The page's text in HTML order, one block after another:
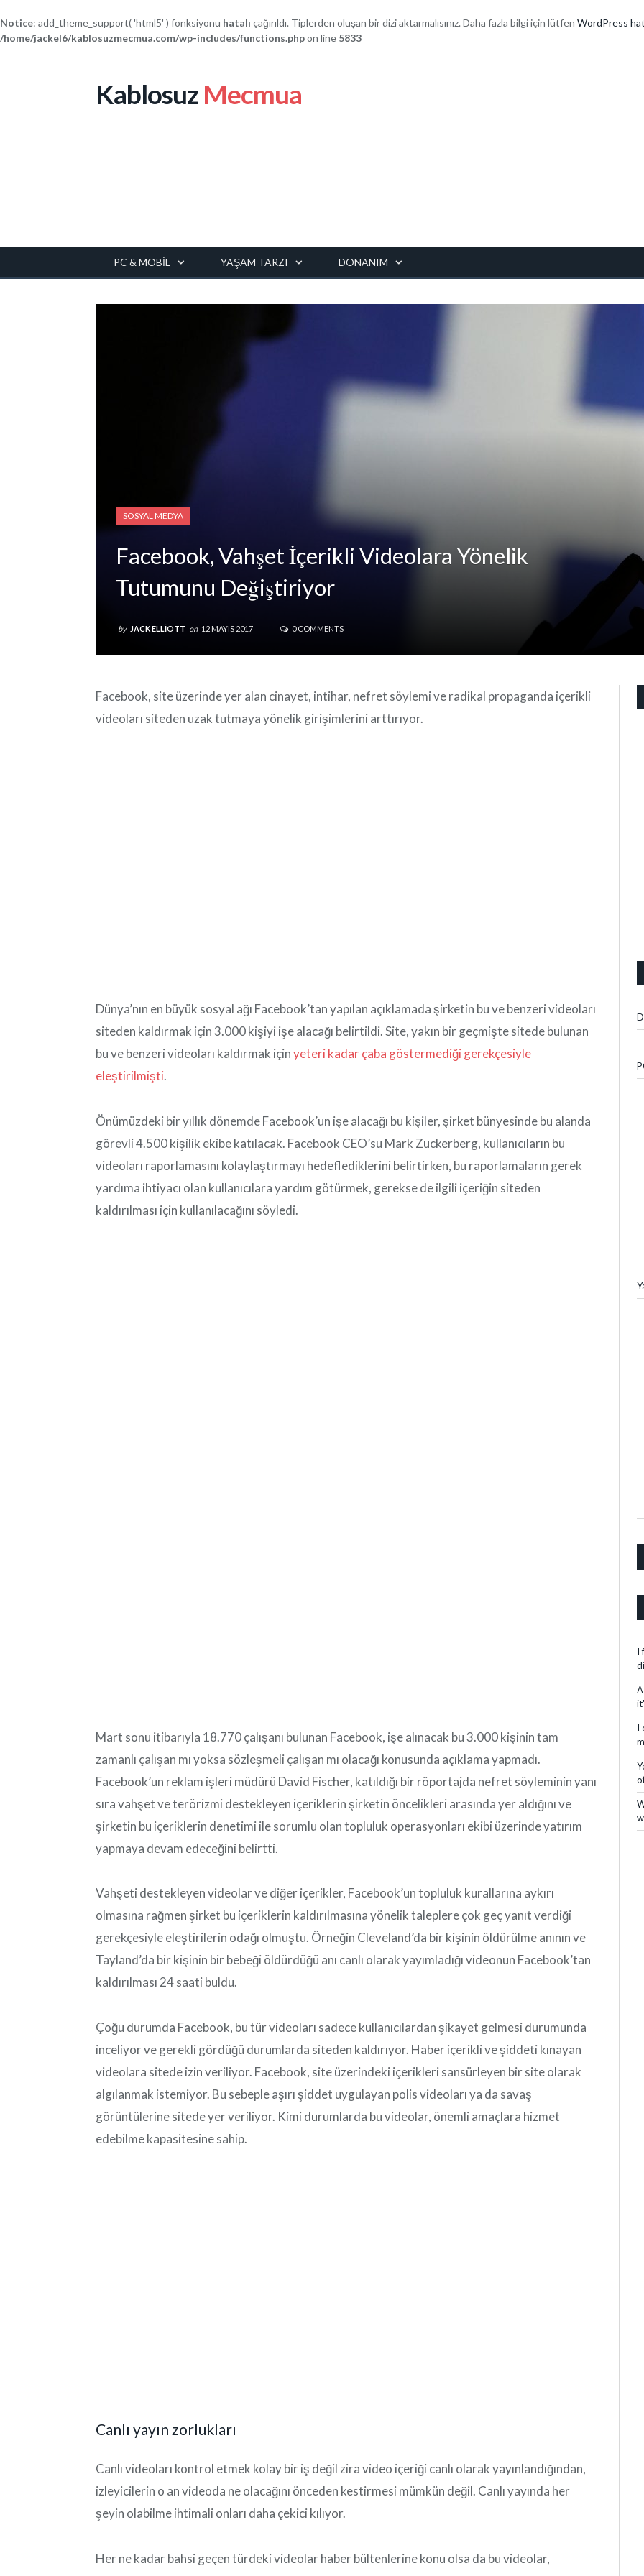
Notice: add_theme_support( 'html5' ) fonksiyonu hatalı çağırıldı. Tiplerden oluşan bir dizi aktarmalısınız. Daha fazla bilgi için lütfen WordPress
/home/jackel6/kablosuzmecmua.com/wp-includes/functions.phpon line 5833
Kablosuz Mecmua
PC & MOBIL YAŞAM TARZI DONANIM
SOSYAL MEDYA
Facebook, Vahşet İçerikli Videolara Yönelik
Tutumunu Değiştiriyor
by JACK ELLIOTT on 12 MAYIS 2017 0 COMMENTS
Facebook, site üzerinde yer alan cinayet, intihar, nefret söylemi ve radikal propaganda içerikli
videoları siteden uzak tutmaya yönelik girişimlerini arttırıyor.
Dünya’nın en büyük sosyal ağı Facebook’tan yapılan açıklamada şirketin bu ve benzeri videoları
siteden kaldırmak için 3.000 kişiyi işe alacağı belirtildi. Site, yakın bir geçmişte sitede bulunan
bu ve benzeri videoları kaldırmak içinyeteri kadar çaba göstermediği gerekçesiyle
eleştirilmişti.
Önümüzdeki bir yıllık dönemde Facebook’un işe alacağı bu kişiler, şirket bünyesinde bu alanda
görevli 4.500 kişilik ekibe katılacak. Facebook CEO’su Mark Zuckerberg, kullanıcıların bu
videoları raporlamasını kolaylaştırmayı hedeflediklerini belirtirken, bu raporlamaların gerek
yardıma ihtiyacı olan kullanıcılara yardım götürmek, gerekse de ilgili içeriğin siteden
kaldırılması için kullanılacağını söyledi.
Mart sonu itibarıyla 18.770 çalışanı bulunan Facebook, işe alınacak bu 3.000 kişinin tam
zamanlı çalışan mı yoksa sözleşmeli çalışan mı olacağı konusunda açıklama yapmadı.
Facebook’un reklam işleri müdürü David Fischer, katıldığı bir röportajda nefret söyleminin yanı
sıra vahşet ve terörizmi destekleyen içeriklerin şirketin öncelikleri arasında yer aldığını ve
şirketin bu içeriklerin denetimi ile sorumlu olan topluluk operasyonları ekibi üzerinde yatırım
yapmaya devam edeceğini belirtti.
Vahşeti destekleyen videolar ve diğer içerikler, Facebook’un topluluk kurallarına aykırı
olmasına rağmen şirket bu içeriklerin kaldırılmasına yönelik taleplere çok geç yanıt verdiği
gerekçesiyle eleştirilerin odağı olmuştu. Örneğin Cleveland’da bir kişinin öldürülme anının ve
Tayland’da bir kişinin bir bebeği öldürdüğü anı canlı olarak yayımladığı videonun Facebook’tan
kaldırılması 24 saati buldu.
Çoğu durumda Facebook, bu tür videoları sadece kullanıcılardan şikayet gelmesi durumunda
inceliyor ve gerekli gördüğü durumlarda siteden kaldırıyor. Haber içerikli ve şiddeti kınayan
videolara sitede izin veriliyor. Facebook, site üzerindeki içerikleri sansürleyen bir site olarak
algılanmak istemiyor. Bu sebeple aşırı şiddet uygulayan polis videoları ya da savaş
görüntülerine sitede yer veriliyor. Kimi durumlarda bu videolar, önemli amaçlara hizmet
edebilme kapasitesine sahip.
Canlı yayın zorlukları
Canlı videoları kontrol etmek kolay bir iş değil zira video içeriği canlı olarak yayınlandığından,
izleyicilerin o an videoda ne olacağını önceden kestirmesi mümkün değil. Canlı yayında her
şeyin olabilme ihtimali onları daha çekici kılıyor.
Her ne kadar bahsi geçen türdeki videolar haber bültenlerine konu olsa da bu videolar,
I
I